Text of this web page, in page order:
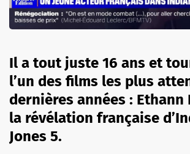
Il a tout juste 16 ans et
l’un des films les plus
dernières années :
la révélation française
Jones 5.